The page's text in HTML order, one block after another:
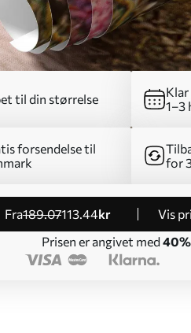
til din størrelse
1–3
forsendelse til
for
fra189.07113.44kr
Vis
Prisen er angivet med